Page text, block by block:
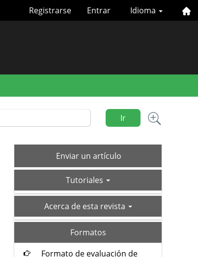
Idioma
Registrarse Entrar
Ir
Enviar
un
Enviar un artículo
Tutoriales
acerca-Acerca de esta revista
Formatos
Formato de evaluación de